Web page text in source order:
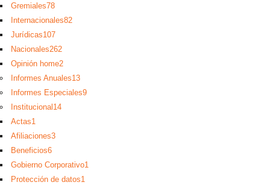
Gremiales78
Internacionales82
Jurídicas107
Nacionales262
Opinión home2
Informes Anuales13
Informes Especiales9
Institucional 14
Actas1
Afiliaciones3
Beneficios6
Gobierno Corporativo1
Protección de datos1